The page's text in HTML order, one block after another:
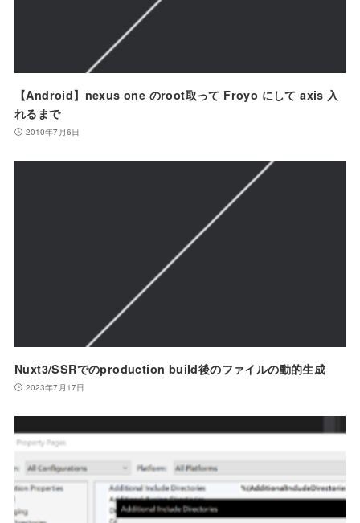
【Android】nexus one のroot取って Froyo にして axis 入
れるまで
2010年7月6日
Nuxt3/SSRでのproduction build後のファイルの動的生成
2023年7月17日